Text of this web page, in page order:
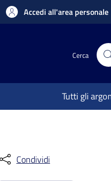
Accedi all'area personale
Cerca
Tutti gli
Condividi